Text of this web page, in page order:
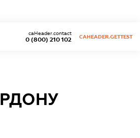
0 (800) 210 102
caHeader.contact
CAHEADER.GETTEST